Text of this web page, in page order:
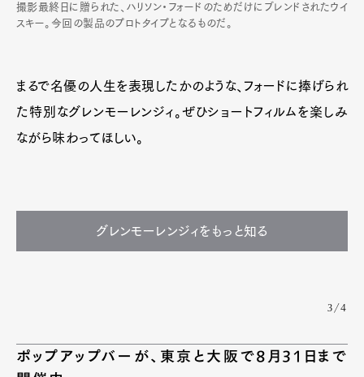
撮影最終日に贈られた、ハリソン・フォードのためだけにブレンドされたウイ
スキー。今回の製品のプロトタイプとなるものだ。
まるで名優の人生を表現したかのような、フォードに捧げられ
た特別なグレンモーレンジィ。ぜひショートフィルムを楽しみ
ながら味わってほしい。
グレンモーレンジィをもっと知る
3/4
ポップアップバーが、東京と大阪で8月31日まで